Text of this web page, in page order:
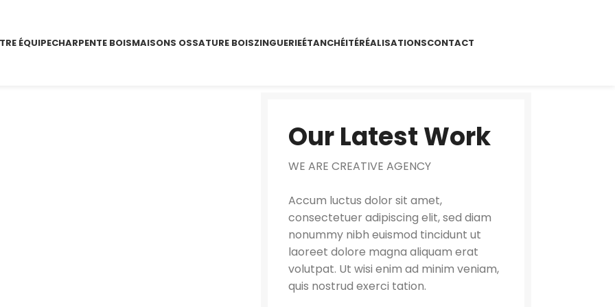
ÉQUIPECHARPENTE BOISMAISONS OSSATURE BOISZINGUERIEÉTANCHÉITÉRÉALISATIONSCONTACT
Our Latest Work
WE ARE CREATIVE AGENCY
Accum luctus dolor sit amet,
consectetuer adipiscing elit, sed diam
nonummy nibh euismod tincidunt ut
laoreet dolore magna aliquam erat
volutpat. Ut wisi enim ad minim veniam,
quis nostrud exerci tation.